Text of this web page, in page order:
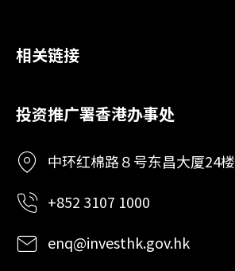
相关链接
投资推广署香港办事处
中环红棉路８号东昌大厦24楼
+852 3107 1000
enq@investhk.gov.hk